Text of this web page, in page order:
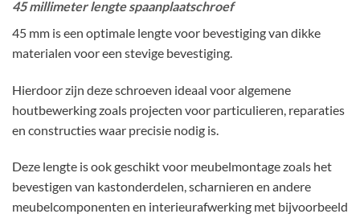
45 millimeter lengte spaanplaatschroef
45 mm is een optimale lengte voor bevestiging van dikke
materialen voor een stevige bevestiging.
Hierdoor zijn deze schroeven ideaal voor algemene
houtbewerking zoals projecten voor particulieren, reparaties
en constructies waar precisie nodig is.
Deze lengte is ook geschikt voor meubelmontage zoals het
bevestigen van kastonderdelen, scharnieren en andere
meubelcomponenten en interieurafwerking met bijvoorbeeld